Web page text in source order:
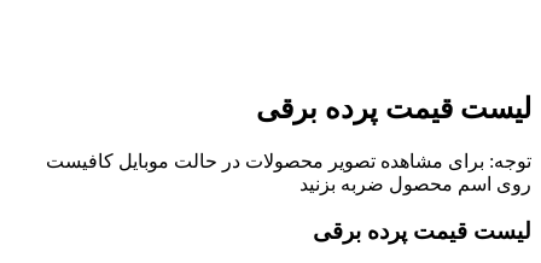
لیست قیمت پرده برقی
توجه: برای مشاهده تصویر محصولات در حالت موبایل کافیست
روی اسم محصول ضربه بزنید
لیست قیمت پرده برقی